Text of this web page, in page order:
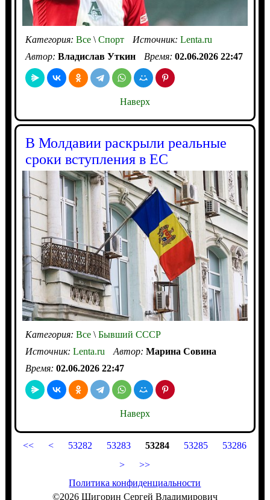
Категория: Все\Спорт Источник: Lenta.ru
Автор: Владислав Уткин Время: 02.06.2026 22:47
Наверх
В Молдавии раскрыли реальные
сроки вступления в ЕС
Категория: Все\Бывший СССР
Источник: Lenta.ru Автор: Марина Совина
Время: 02.06.2026 22:47
Наверх
<< < 53282 53283 53284 53285
53286
>
>>
Политика конфиденциальности
©2026 Шигорин Сергей Владимирович